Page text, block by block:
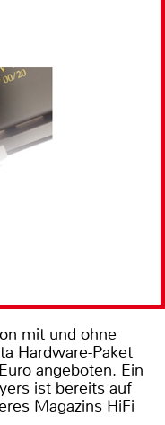
mit und ohne
Hardware-Paket
angeboten. Ein
ist bereits auf
Magazins HiFi